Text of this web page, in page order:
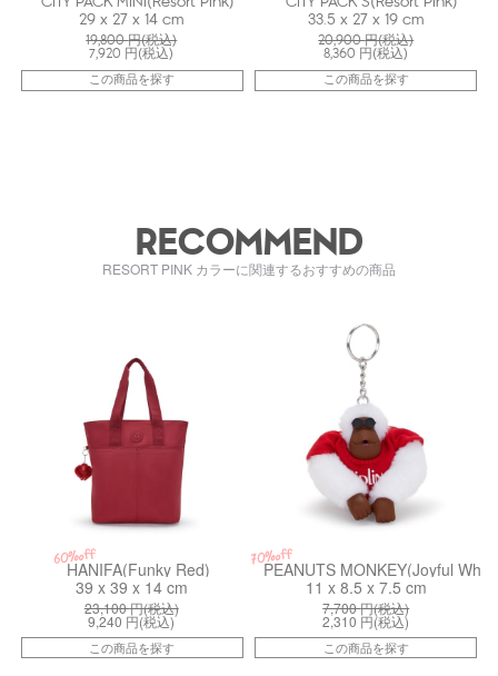
29 x 27 x 14 cm
19,800円(税込)
7,920 円(税込)
この商品を探す
33.5 x 27 x 19 cm
20,900円(税込)
8,360 円(税込)
この商品を探す
RECOMMEND
RESORT PINK カラーに関連するおすすめの商品
60%off
HANIFA(Funky Red)
39 x 39 x 14 cm
23,100円(税込)
9,240 円(税込)
この商品を探す
70%off
PEANUTS MONKEY(Joyful
11 x 8.5 x 7.5 cm
7,700円(税込)
2,310 円(税込)
この商品を探す